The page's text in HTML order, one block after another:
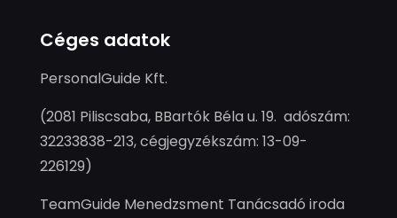
Céges adatok
PersonalGuide Kft.
(2081 Piliscsaba, BBartók Béla u. 19. adószám:
32233838-213, cégjegyzékszám: 13-09-
226129)
TeamGuide Menedzsment Tanácsadó iroda